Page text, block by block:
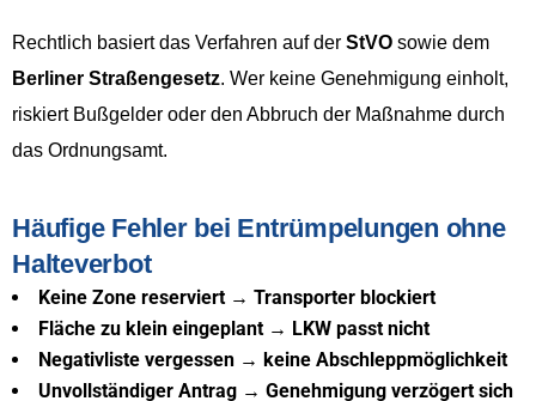
Rechtlich basiert das Verfahren auf der StVO sowie dem
Berliner Straßengesetz. Wer keine Genehmigung einholt,
riskiert Bußgelder oder den Abbruch der Maßnahme durch
das Ordnungsamt.
Häufige Fehler bei Entrümpelungen ohne
Halteverbot
Keine Zone reserviert → Transporter blockiert
Fläche zu klein eingeplant → LKW passt nicht
Negativliste vergessen → keine Abschleppmöglichkeit
Unvollständiger Antrag → Genehmigung verzögert sich